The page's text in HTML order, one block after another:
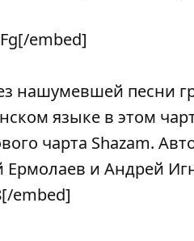
embed]
нашумевшей песни
языке в этом
чарта Shazam.
и Андрей
embed]